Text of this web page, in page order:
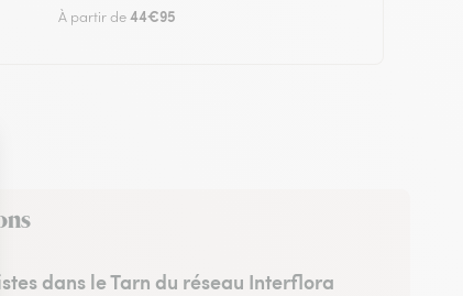
À partir de44€95
dans le Tarn du réseau Interflora